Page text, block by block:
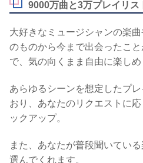
9000万曲と3万プレイリス
大好きなミュージシャンの楽
のものから今まで出会ったこ
で、気の向くまま自由に楽しめ
あらゆるシーンを想定したプ
おり、あなたのリクエストに
ックアップ。
また、あなたが普段聞いてい
選んでくれます。